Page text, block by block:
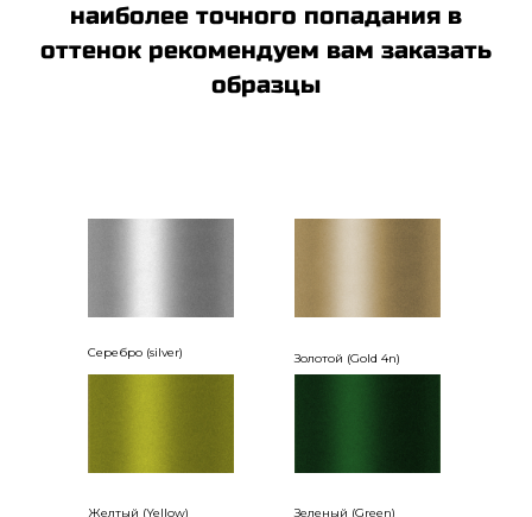
наиболее точного попадания в
оттенок рекомендуем вам заказать
образцы
Серебро (silver)
Желтый (Yellow)
Золотой (Gold 4n)
Зеленый (Green)